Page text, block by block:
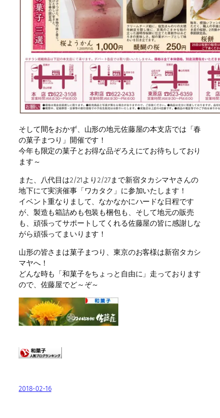
そして間をおかず、山形の地元佐藤屋の本支店では「春
の菓子まつり」開催です！
今年も限定の菓子とお得な品ぞろえにてお待ちしており
ます～
また、八代目は2/21より2/27まで新宿タカシマヤさんの
地下にて実演催事「ワカタク」に参加いたします！
イベント重なりまして、なかなかにハードな日程です
が、製造も箱詰めも包装も梱包も、そして地元の販売
も、頑張ってサポートしてくれる佐藤屋の皆に感謝しな
がら頑張ってまいります！
山形の皆さまは菓子まつり、東京のお客様は新宿タカシ
マヤへ！
どんな時も「和菓子をちょっと自由に」走っております
ので、佐藤屋でど～ぞ～
2018-02-16